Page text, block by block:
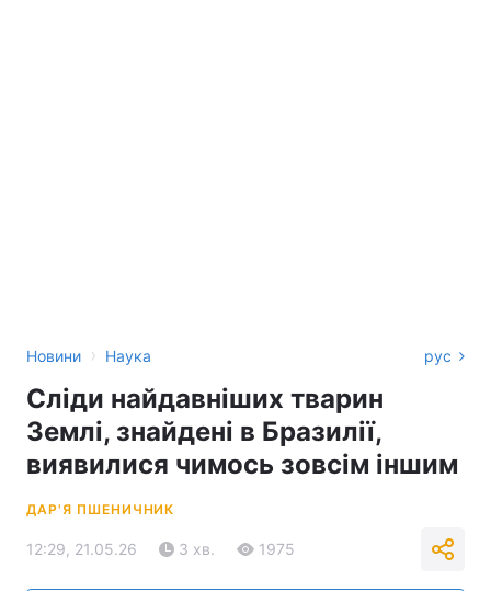
Новини › Наука рус
Сліди найдавніших тварин
Землі, знайдені в Бразилії,
виявилися чимось зовсім іншим
ДАР'Я ПШЕНИЧНИК
12:29, 21.05.26 3 хв. 1975